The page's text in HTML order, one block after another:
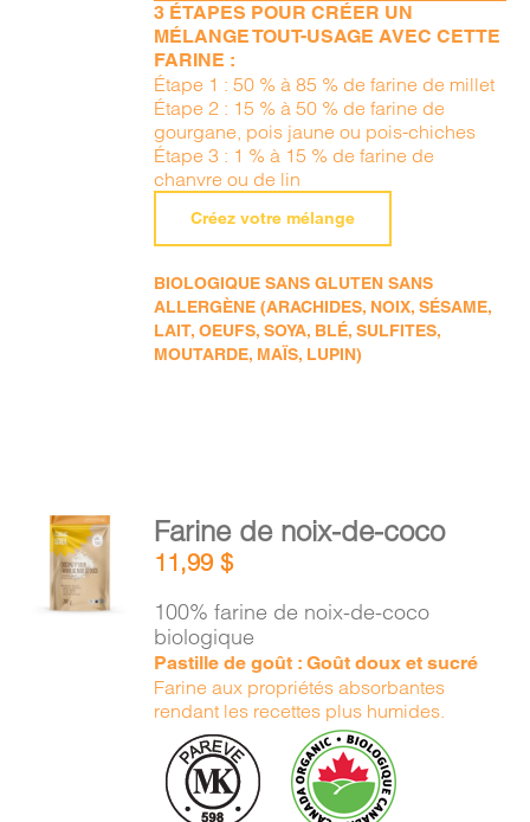
3 ÉTAPES POUR CRÉER UN
MÉLANGE TOUT-USAGE AVEC CETTE
FARINE :
Étape 1 : 50 % à 85 % de farine de millet
Étape 2 : 15 % à 50 % de farine de
gourgane, pois jaune ou pois-chiches
Étape 3 : 1 % à 15 % de farine de
chanvre ou de lin
Créez votre mélange
BIOLOGIQUE SANS GLUTEN SANS
ALLERGÈNE (ARACHIDES, NOIX, SÉSAME,
LAIT, OEUFS, SOYA, BLÉ, SULFITES,
MOUTARDE, MAÏS, LUPIN)
AJOUTER
AU
PANIER
Farine de noix-de-coco
11,99$
100% farine de noix-de-coco
biologique
Pastille de goût : Goût doux et sucré
Farine aux propriétés absorbantes
rendant les recettes plus humides.